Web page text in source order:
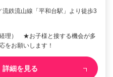
鉄流山線「平和台駅」より徒歩3
理） ★お子様と接する機会が多
をお願いします！
詳細を見る